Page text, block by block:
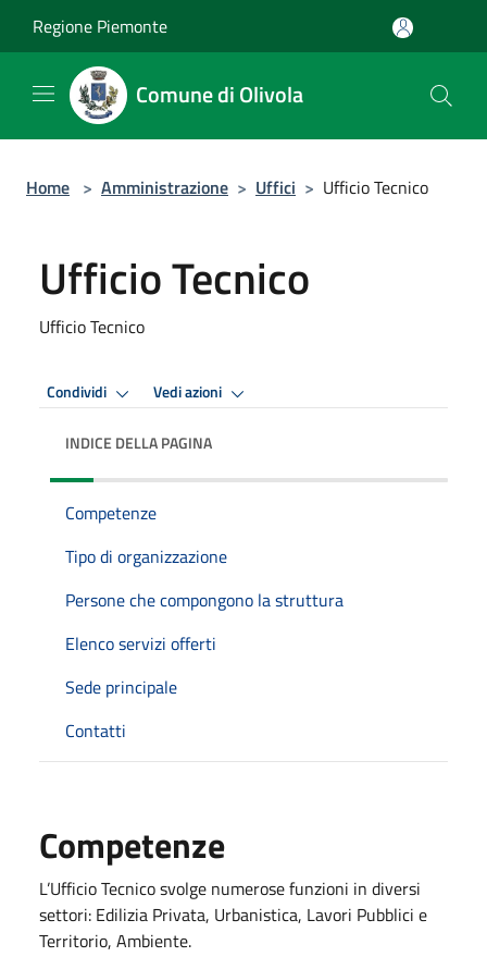
Regione Piemonte
Comune di Olivola
Home > Amministrazione > Uffici > Ufficio Tecnico
Ufficio Tecnico
Ufficio Tecnico
Condividi Vedi azioni
INDICE DELLA PAGINA
Competenze
Tipo di organizzazione
Persone che compongono la struttura
Elenco servizi offerti
Sede principale
Contatti
Competenze
L’Ufficio Tecnico svolge numerose funzioni in diversi
settori: Edilizia Privata, Urbanistica, Lavori Pubblici e
Territorio, Ambiente.